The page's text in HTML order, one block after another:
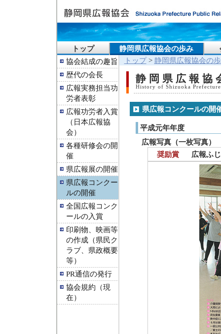
トップ 静岡県広報協会の歩み
協会結成の趣旨
歴代の会長
広報実務担当功
労者表彰
広報功労者入賞
（日本広報協
会）
各種研修会の開
催
県広報展の開催
県広報コンクー
ルの開催
全国広報コンク
ールの入賞
印刷物、映画等
の作成（県民ク
ラブ、県政概要
等）
PR通信の発行
協会規約（現
在）
トップ> 静岡県広報協会の
静岡県広報協
History of Shizuoka
県広報コンクールの開
平成元年年度
広報写真（一枚写真）
奨励賞
広報ふ